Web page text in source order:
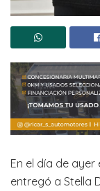
En el día de ayer
entregó a Stella